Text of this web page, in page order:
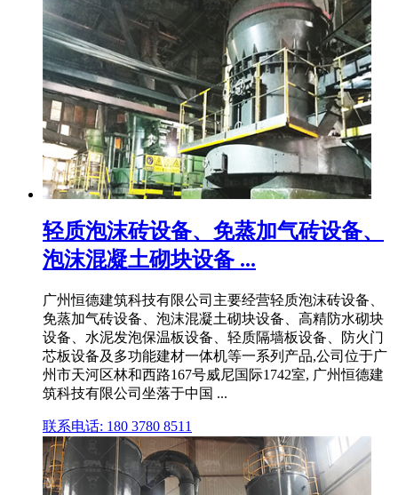
轻质泡沫砖设备、免蒸加气砖设备、
泡沫混凝土砌块设备 ...
广州恒德建筑科技有限公司主要经营轻质泡沫砖设备、
免蒸加气砖设备、泡沫混凝土砌块设备、高精防水砌块
设备、水泥发泡保温板设备、轻质隔墙板设备、防火门
芯板设备及多功能建材一体机等一系列产品,公司位于广
州市天河区林和西路167号威尼国际1742室, 广州恒德建
筑科技有限公司坐落于中国 ...
联系电话: 180 3780 8511